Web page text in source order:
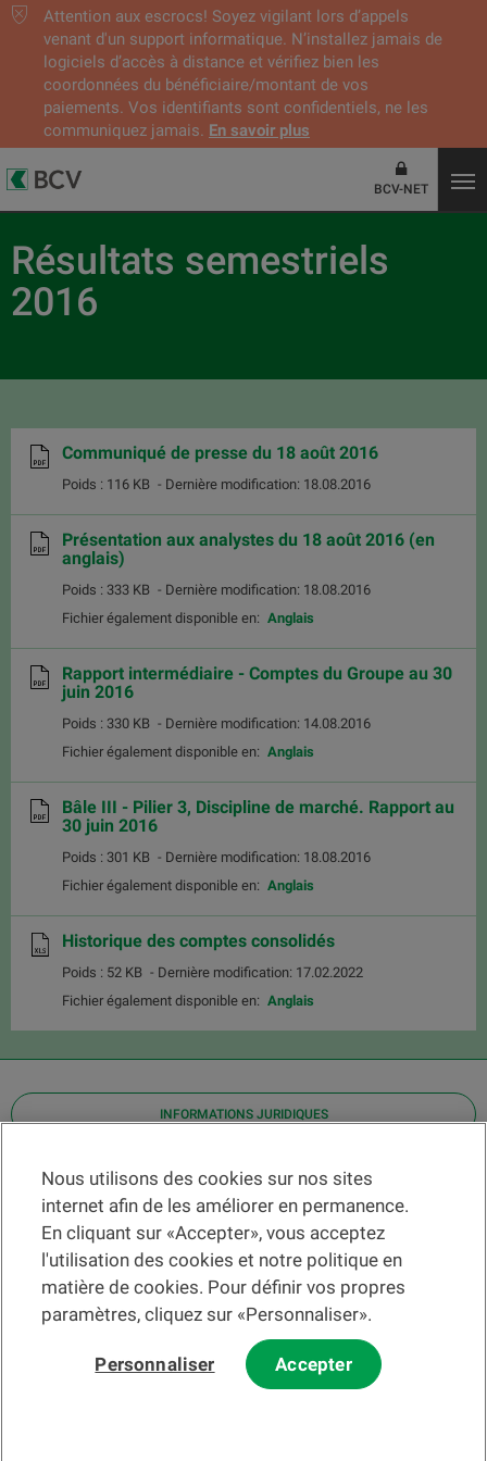
Attention aux escrocs! Soyez vigilant lors d’appels
venant d'un support informatique. N’installez jamais de
logiciels d’accès à distance et vérifiez bien les
coordonnées du bénéficiaire/montant de vos
paiements. Vos identifiants sont confidentiels, ne les
communiquez jamais. En savoir plus
BCV-NET
Résultats semestriels
2016
Communiqué de presse du 18 août 2016
Poids : 116 KB - Dernière modification: 18.08.2016
Présentation aux analystes du 18 août 2016 (en
anglais)
Poids : 333 KB - Dernière modification: 18.08.2016
Fichier également disponible en: Anglais
Rapport intermédiaire - Comptes du Groupe au 30
juin 2016
Poids : 330 KB - Dernière modification: 14.08.2016
Fichier également disponible en: Anglais
Bâle III - Pilier 3, Discipline de marché. Rapport au
30 juin 2016
Poids : 301 KB - Dernière modification: 18.08.2016
Fichier également disponible en: Anglais
Historique des comptes consolidés
Poids : 52 KB - Dernière modification: 17.02.2022
Fichier également disponible en: Anglais
INFORMATIONS JURIDIQUES
Contact
Localiser une agence
Aide
Actualités
Taux de change
Nous utilisons des cookies sur nos sites
internet afin de les améliorer en permanence.
En cliquant sur «Accepter», vous acceptez
l'utilisation des cookies et notre politique en
matière de cookies. Pour définir vos propres
paramètres, cliquez sur «Personnaliser».
Personnaliser Accepter